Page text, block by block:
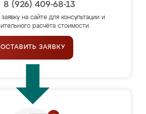
8 (926) 409-68-13
на сайте для консультации и
расчёта стоимости.
ОСТАВИТЬ ЗАЯВКУ